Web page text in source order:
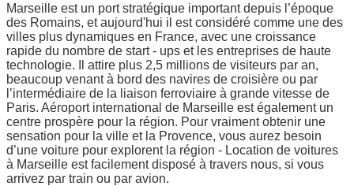
Marseille est un port stratégique important depuis l’époque
des Romains, et aujourd'hui il est considéré comme une des
villes plus dynamiques en France, avec une croissance
rapide du nombre de start - ups et les entreprises de haute
technologie. Il attire plus 2,5 millions de visiteurs par an,
beaucoup venant à bord des navires de croisière ou par
l’intermédiaire de la liaison ferroviaire à grande vitesse de
Paris. Aéroport international de Marseille est également un
centre prospère pour la région. Pour vraiment obtenir une
sensation pour la ville et la Provence, vous aurez besoin
d’une voiture pour explorent la région - Location de voitures
à Marseille est facilement disposé à travers nous, si vous
arrivez par train ou par avion.